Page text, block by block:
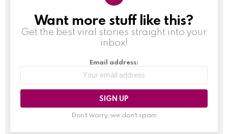
NEWSLETTER
Want more stuff like this?
Get the best viral stories straight into your
inbox!
Email address:
Don't worry, we don't spam